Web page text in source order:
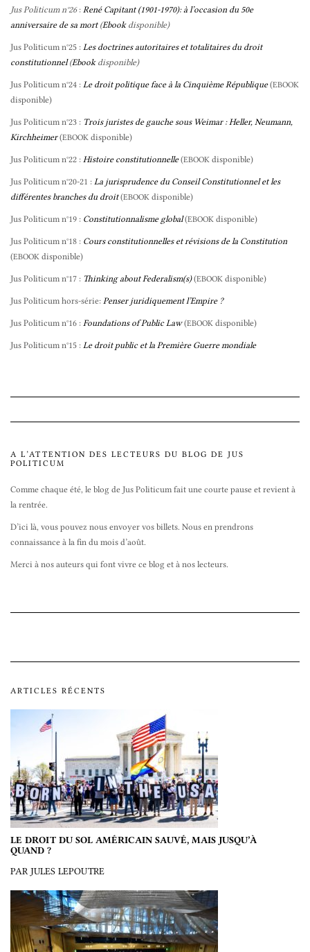
Jus Politicum n°26: René Capitant (1901-1970): à l’occasion du 50e
anniversaire de sa mort(Ebookdisponible)
Jus Politicum n°25 : Les doctrines autoritaires et totalitaires du droit
constitutionnel(Ebookdisponible)
Jus Politicum n°24 : Le droit politique face à la Cinquième République (EBOOK
disponible)
Jus Politicum n°23 : Trois juristes de gauche sous Weimar : Heller, Neumann,
Kirchheimer (EBOOK disponible)
Jus Politicum n°22 : Histoire constitutionnelle (EBOOK disponible)
Jus Politicum n°20-21 : La jurisprudence du Conseil Constitutionnel et les
différentes branches du droit (EBOOK disponible)
Jus Politicum n°19 : Constitutionnalisme global (EBOOK disponible)
Jus Politicum n°18 : Cours constitutionnelles et révisions de la Constitution
(EBOOK disponible)
Jus Politicum n°17 : Thinking about Federalism(s) (EBOOK disponible)
Jus Politicum hors-série: Penser juridiquement l’Empire ?
Jus Politicum n°16 : Foundations of Public Law (EBOOK disponible)
Jus Politicum n°15 : Le droit public et la Première Guerre mondiale
A L’ATTENTION DES LECTEURS DU BLOG DE JUS
POLITICUM
Comme chaque été, le blog de Jus Politicum fait une courte pause et revient à
la rentrée.
D’ici là, vous pouvez nous envoyer vos billets. Nous en prendrons
connaissance à la fin du mois d’août.
Merci à nos auteurs qui font vivre ce blog et à nos lecteurs.
ARTICLES RÉCENTS
LE DROIT DU SOL AMÉRICAIN SAUVÉ, MAIS JUSQU’À
QUAND ?
PAR JULES LEPOUTRE